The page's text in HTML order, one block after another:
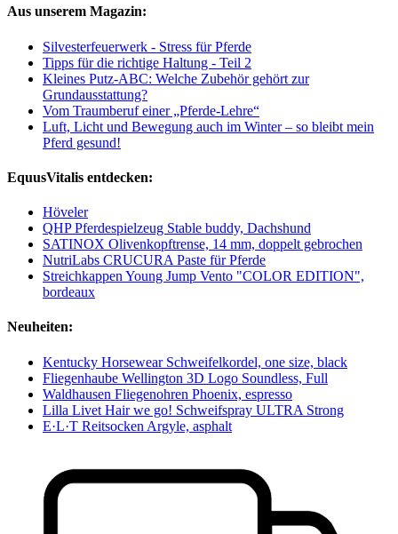
Aus unserem Magazin:
Silvesterfeuerwerk - Stress für Pferde
Tipps für die richtige Haltung - Teil 2
Kleines Putz-ABC: Welche Zubehör gehört zur
Grundausstattung?
Vom Traumberuf einer „Pferde-Lehre“
Luft, Licht und Bewegung auch im Winter – so bleibt mein
Pferd gesund!
EquusVitalis entdecken:
Höveler
QHP Pferdespielzeug Stable buddy, Dachshund
SATINOX Olivenkopftrense, 14 mm, doppelt gebrochen
NutriLabs CRUCURA Paste für Pferde
Streichkappen Young Jump Vento "COLOR EDITION",
bordeaux
Neuheiten:
Kentucky Horsewear Schweifelkordel, one size, black
Fliegenhaube Wellington 3D Logo Soundless, Full
Waldhausen Fliegenohren Phoenix, espresso
Lilla Livet Hair we go! Schweifspray ULTRA Strong
E·L·T Reitsocken Argyle, asphalt